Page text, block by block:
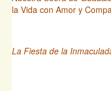
la Vida con Amor y
La Fiesta de la